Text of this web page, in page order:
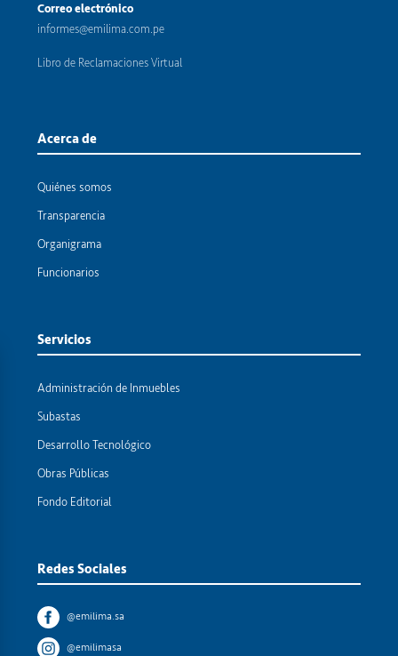
Correo electrónico
informes@emilima.com.pe
Libro de Reclamaciones Virtual
Acerca de
Quiénes somos
Transparencia
Organigrama
Funcionarios
Servicios
Administración de Inmuebles
Subastas
Desarrollo Tecnológico
Obras Públicas
Fondo Editorial
Redes Sociales
@emilima.sa
@emilimasa